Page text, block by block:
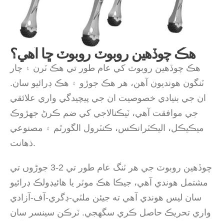
هڪ چوڏهين روبوٽ روبوٽ ڇا آهي؟
هڪ چوڏهين روبوٽ کي عام طور تي هڪ ٽرن ۽ چار
ٽنگون هونديون آهن، هر هڪ جوڙو ۽ هڪ ڊرائيو سان.
ان جي بنيادي خصوصيت ان جي پيچيدگي واري علائقي
جي موافقت آهي، ٽيڪنالاجي کي ضم ڪرڻ جهڙوڪ
ميڪيڪل، اليڪٽرانڪس، ڪنٽرول الگورٿم ۽ مصنوعي
ذهانت.
چوڏهين روبوٽ جي هر ٽنگ عام طور تي 2-3 جوڑوں تي
مشتمل هوندي آهي، جيڪا هڪ موٽر يا هائيڊولڪ ڊرائيو
سان ليس هوندي آهي ته جيئن ملٽي-ڊگري-آف-آزادي
واري تحريڪ حاصل ڪري سگهجي. ٽرڪن سينسر سان